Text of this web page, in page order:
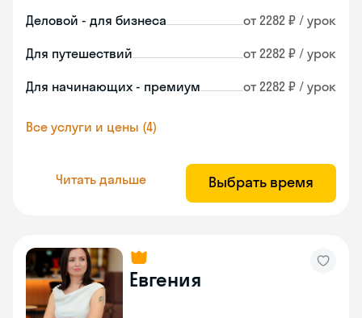
Деловой - для бизнеса от 2282 ₽ / урок
Для путешествий от 2282 ₽ / урок
Для начинающих - премиум от 2282 ₽ / урок
Все услуги и цены (4)
Читать дальше Выбрать время
Евгения